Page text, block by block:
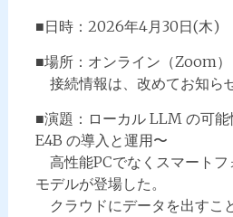
■日時：2026年4月30日(木)
■場所：オンライン（Zoom）
接続情報は、改めてお知ら
■演題：ローカル LLM の可
E4B の導入と運用〜
高性能PCでなくスマートフ
モデルが登場した。
クラウドにデータを出すこ